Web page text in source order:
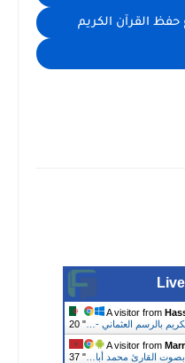
القرآن الكريم
A visitor from
بالرسم العثماني -… "
A visitor from
بصوت القارئ محمد أبا… "